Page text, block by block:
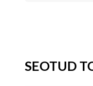
SEOTUD